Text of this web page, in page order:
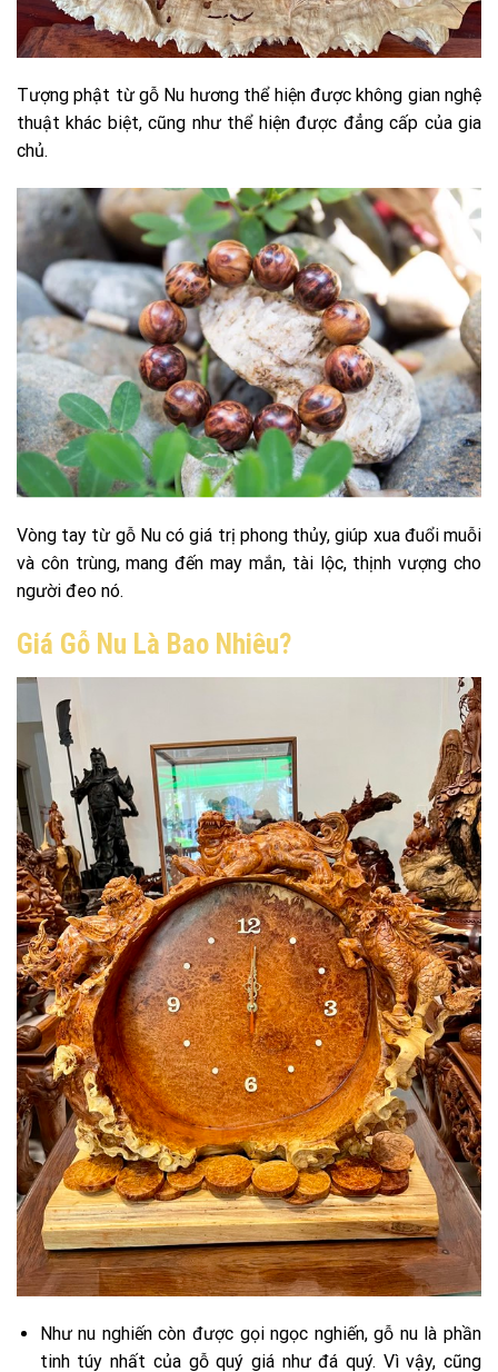
Tượng phật từ gỗ Nu hương thể hiện được không gian nghệ
thuật khác biệt, cũng như thể hiện được đẳng cấp của gia
chủ.
Vòng tay từ gỗ Nu có giá trị phong thủy, giúp xua đuổi muỗi
và côn trùng, mang đến may mắn, tài lộc, thịnh vượng cho
người đeo nó.
Giá Gỗ Nu Là Bao Nhiêu?
Như nu nghiến còn được gọi ngọc nghiến, gỗ nu là phần
tinh túy nhất của gỗ quý giá như đá quý. Vì vậy, cũng